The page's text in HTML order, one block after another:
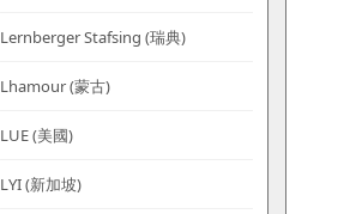
Lernberger Stafsing (瑞典)
Lhamour (蒙古)
LUE (美國)
LYI (新加坡)